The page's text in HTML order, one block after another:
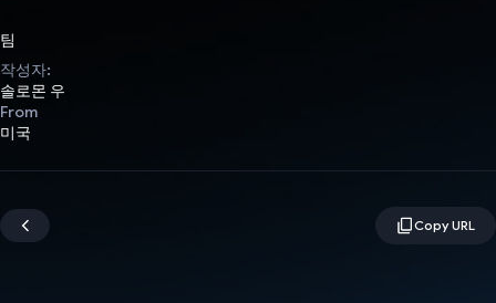
팀
작성자:
솔로몬 우
From
미국